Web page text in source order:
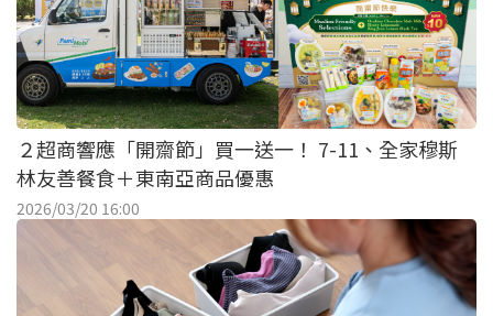
２超商響應「開齋節」買一送一！ 7-11、全家穆斯
林友善餐食＋東南亞商品優惠
2026/03/20 16:00